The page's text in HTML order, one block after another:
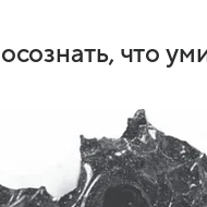
что